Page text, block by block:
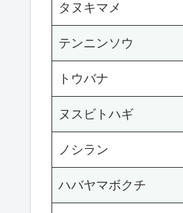
タヌキマメ
テンニンソウ
トウバナ
ヌスビトハギ
ノシラン
ハバヤマボクチ